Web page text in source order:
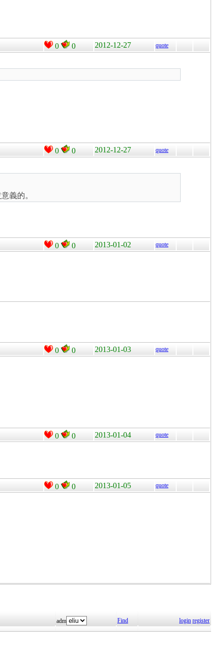
0 0 2012-12-27 quote
0 0 2012-12-27 quote
義的。
0 0 2013-01-02 quote
0 0 2013-01-03 quote
0 0 2013-01-04 quote
0 0 2013-01-05 quote
adm Find login register